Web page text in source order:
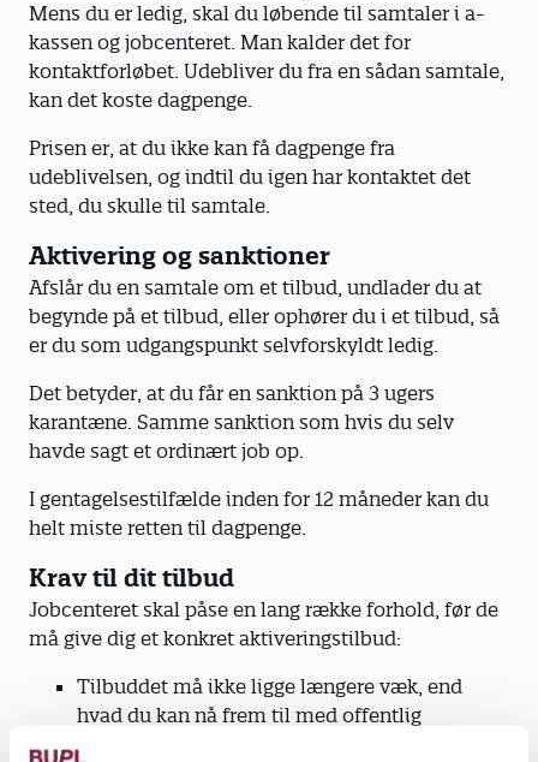
Mens du er ledig, skal du løbende til samtaler i a-
kassen og jobcenteret. Man kalder det for
kontaktforløbet. Udebliver du fra en sådan samtale,
kan det koste dagpenge.
Prisen er, at du ikke kan få dagpenge fra
udeblivelsen, og indtil du igen har kontaktet det
sted, du skulle til samtale.
Aktivering og sanktioner
Afslår du en samtale om et tilbud, undlader du at
begynde på et tilbud, eller ophører du i et tilbud, så
er du som udgangspunkt selvforskyldt ledig.
Det betyder, at du får en sanktion på 3 ugers
karantæne. Samme sanktion som hvis du selv
havde sagt et ordinært job op.
I gentagelsestilfælde inden for 12 måneder kan du
helt miste retten til dagpenge.
Krav til dit tilbud
Jobcenteret skal påse en lang række forhold, før de
må give dig et konkret aktiveringstilbud:
Tilbuddet må ikke ligge længere væk, end
hvad du kan nå frem til med offentlig
transport inden for 1,5 time hver vej